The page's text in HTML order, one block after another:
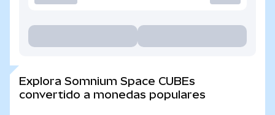
Explora Somnium Space CUBEs
convertido a monedas populares